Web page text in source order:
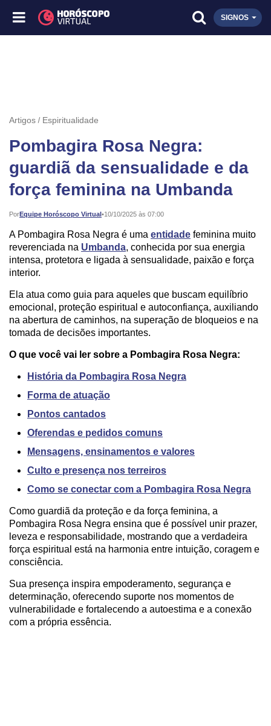
SIGNOS
Artigos Espiritualidade
Pombagira Rosa Negra:
guardiã da sensualidade e da
força feminina na Umbanda
PorEquipe Horóscopo Virtual•
Publicado: 10/10/2025 às 07:00
A Pombagira Rosa Negra é uma entidade feminina muito
reverenciada na Umbanda, conhecida por sua energia
intensa, protetora e ligada à sensualidade, paixão e força
interior.
Ela atua como guia para aqueles que buscam equilíbrio
emocional, proteção espiritual e autoconfiança, auxiliando
na abertura de caminhos, na superação de bloqueios e na
tomada de decisões importantes.
O que você vai ler sobre a Pombagira Rosa Negra:
História da Pombagira Rosa Negra
Forma de atuação
Pontos cantados
Oferendas e pedidos comuns
Mensagens, ensinamentos e valores
Culto e presença nos terreiros
Como se conectar com a Pombagira Rosa Negra
Como guardiã da proteção e da força feminina, a
Pombagira Rosa Negra ensina que é possível unir prazer,
leveza e responsabilidade, mostrando que a verdadeira
força espiritual está na harmonia entre intuição, coragem e
consciência.
Sua presença inspira empoderamento, segurança e
determinação, oferecendo suporte nos momentos de
vulnerabilidade e fortalecendo a autoestima e a conexão
com a própria essência.